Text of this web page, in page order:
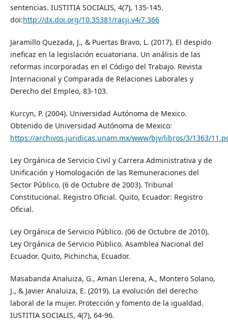
sentencias. IUSTITIA SOCIALIS, 4(7), 135-145.
doi:http://dx.doi.org/10.35381/racji.v4i7.366
Jaramillo Quezada, J., & Puertas Bravo, L. (2017). El despido
ineficaz en la legislación ecuatoriana. Un análisis de las
reformas incorporadas en el Código del Trabajo. Revista
Internacional y Comparada de Relaciones Laborales y
Derecho del Empleo, 83-103.
Kurcyn, P. (2004). Universidad Autónoma de Mexico.
Obtenido de Universidad Autónoma de Mexico:
https://archivos.juridicas.unam.mx/www/bjv/libros/3/1363/
Ley Orgánica de Servicio Civil y Carrera Administrativa y de
Unificación y Homologación de las Remuneraciones del
Sector Público. (6 de Octubre de 2003). Tribunal
Constitucional. Registro Oficial. Quito, Ecuador: Registro
Oficial.
Ley Orgánica de Servicio Público. (06 de Octubre de 2010).
Ley Orgánica de Servicio Público. Asamblea Nacional del
Ecuador. Quito, Pichincha, Ecuador.
Masabanda Analuiza, G., Aman Llerena, A., Montero Solano,
J., & Javier Analuiza, E. (2019). La evolución del derecho
laboral de la mujer. Protección y fomento de la igualdad.
IUSTITIA SOCIALIS, 4(7), 64-96.